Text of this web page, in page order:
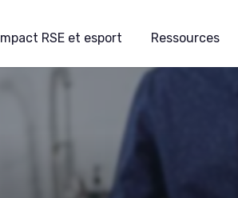
Impact RSE et esport Ressources